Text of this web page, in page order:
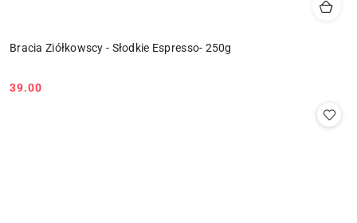
Bracia Ziółkowscy - Słodkie Espresso- 250g
Cena:
39.00